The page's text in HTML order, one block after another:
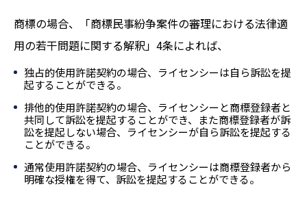
商標の場合、「商標民事紛争案件の審理における法律適
用の若干問題に関する解釈」4条によれば、
独占的使用許諾契約の場合、ライセンシーは自ら訴訟を提
起することができる。
排他的使用許諾契約の場合、ライセンシーと商標登録者と
共同して訴訟を提起することができ、また商標登録者が訴
訟を提起しない場合、ライセンシーが自ら訴訟を提起する
ことができる。
通常使用許諾契約の場合、ライセンシーは商標登録者から
明確な授権を得て、訴訟を提起することができる。